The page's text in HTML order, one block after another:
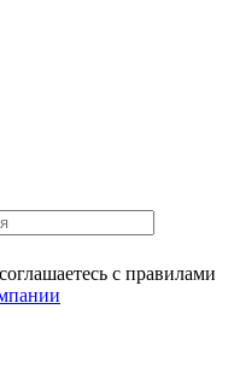
c правилами